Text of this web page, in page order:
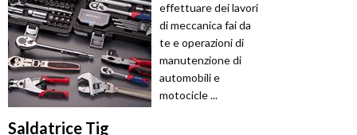
effettuare dei lavori
di meccanica fai da
te e operazioni di
manutenzione di
automobili e
motocicle ...
Saldatrice Tig